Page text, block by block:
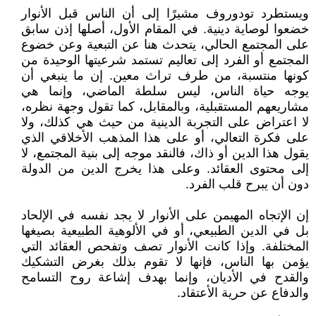
ويستطرد تودوروف مشيرًا إلى أن الناس قبل الأنوار
خضعوا لوصاية دينية. في المقام الأول، أصلها إذن سابق
على المجتمع الحالي، يتحدث هنا عن التبعية وعن خضوع
المجتمع أو الفرد إلى تعاليم تستمد شرعيتها الوحيدة من
كونها منتسبة، من طرف تراث معين. إن ما ينبغي أن
يوجه حياة الناس، ليس سلطة الماضي، وإنما هي
مشاريعهم المستقبلية، وبالمقابل، كما تقول وجهة نظره،
لا اعتراض على التجربة الدينية من حيث هي كذلك، ولا
على فكرة التعالي، أو على هذا المذهب الأخلاقي الذي
يقول هذا الدين أو ذاك، فالنقد موجه إلى بنية المجتمع، لا
إلى محتوى العقائد. وعلى هذا يخرج الدين من الدولة
دون أن يبرح قلب الفرد.
إن الإتجاه المهيمن على الأنوار لا يجد نفسه في الإلحاد
بل في الدين الطبيعي، أو في الألوهية الطبيعية بصيغها
المختلفة. وإذا كانت الأنوار تصف وتفحص العقائد التي
يؤمن بها الناس، فإنها لا تقوم بذلك بغرض التشكيك
والقدح في الأديان، وإنما بهدف إشاعة روح التسامح
والدفاع عن حرية الأعتقاد.